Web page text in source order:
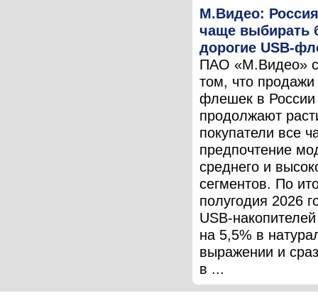
М.Видео:
чаще выбирать
дорогие USB-
ПАО «М.Видео»
том, что продажи
флешек в России
продолжают
покупатели все
предпочтение
среднего и
сегментов. По
полугодия 2026
USB-
на 5,5% в
выражении и
в ...